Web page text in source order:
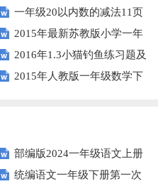
人教版）
一年级20以内数的减法11页
2015年最新苏教版小学一年
级数学下册第一次月考试卷
2016年1.3小猫钓鱼练习题及
答案2015年人教版一年级数学下
部编版2024一年级语文上册
第一单元检测卷
统编语文一年级下册第一次